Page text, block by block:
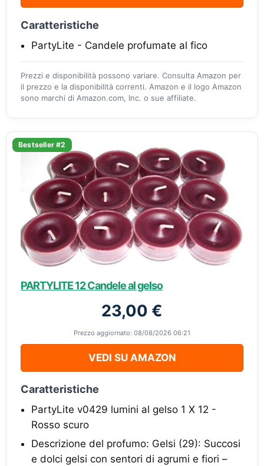
Caratteristiche
PartyLite - Candele profumate al fico
Prezzi e disponibilità possono variare. Consulta Amazon per
il prezzo e la disponibilità correnti. Amazon e il logo Amazon
sono marchi di Amazon.com, Inc. o sue affiliate.
Bestseller #2
PARTYLITE 12 Candele al gelso
23,00 €
Prezzo aggiornato: 08/08/2026 06:21
VEDI SU AMAZON
Caratteristiche
PartyLite v0429 lumini al gelso 1 X 12 -
Rosso scuro
Descrizione del profumo: Gelsi (29): Succosi
e dolci gelsi con sentori di agrumi e fiori –